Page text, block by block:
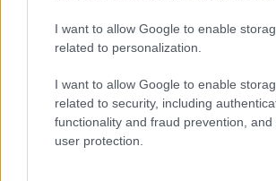
I want to allow Google to enable
related to personalization.
I want to allow Google to enable
related to security, including
functionality and fraud prevention, and
user protection.
ακρίβειας και των ανισοτήτων
ίδιος πρόσφατα, ωστόσο
αντιλαμβάνονται ότι πρόκειται
δύσκολη... εξίσωση.
Δεν έλαβαν πρόσκληση